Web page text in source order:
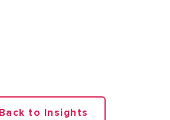
Back to Insights